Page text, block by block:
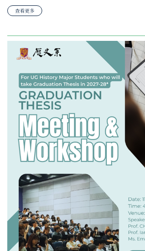
查看更多